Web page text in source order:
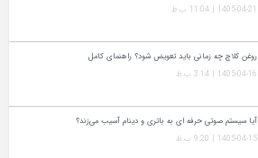
1405-04-21 | 11:04 ب.ظ
روغن کلاچ چه زمانی باید تعویض شود؟ راهنمای کامل
1405-04-16 | 3:14 ب.ظ
آیا سیستم صوتی حرفه‌ ای به باتری و دینام آسیب می‌زند؟
1405-04-15 | 9:20 ب.ظ